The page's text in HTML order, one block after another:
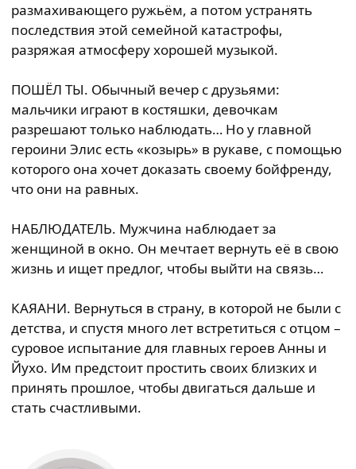
размахивающего ружьём, а потом устранять
последствия этой семейной катастрофы,
разряжая атмосферу хорошей музыкой.
ПОШЁЛ ТЫ. Обычный вечер с друзьями:
мальчики играют в костяшки, девочкам
разрешают только наблюдать… Но у главной
героини Элис есть «козырь» в рукаве, с помощью
которого она хочет доказать своему бойфренду,
что они на равных.
НАБЛЮДАТЕЛЬ. Мужчина наблюдает за
женщиной в окно. Он мечтает вернуть её в свою
жизнь и ищет предлог, чтобы выйти на связь…
КАЯАНИ. Вернуться в страну, в которой не были с
детства, и спустя много лет встретиться с отцом –
суровое испытание для главных героев Анны и
Йухо. Им предстоит простить своих близких и
принять прошлое, чтобы двигаться дальше и
стать счастливыми.